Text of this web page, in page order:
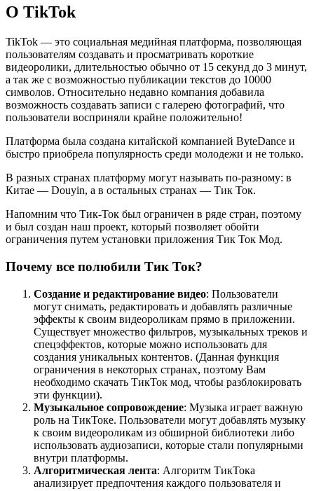
О TikTok
TikTok — это социальная медийная платформа, позволяющая
пользователям создавать и просматривать короткие
видеоролики, длительностью обычно от 15 секунд до 3 минут,
а так же с возможностью публикации текстов до 10000
символов. Относительно недавно компания добавила
возможность создавать записи с галерею фотографий, что
пользователи восприняли крайне положительно!
Платформа была создана китайской компанией ByteDance и
быстро приобрела популярность среди молодежи и не только.
В разных странах платформу могут называть по-разному: в
Китае — Douyin, а в остальных странах — Тик Ток.
Напомним что Тик-Ток был ограничен в ряде стран, поэтому
и был создан наш проект, который позволяет обойти
ограничения путем установки приложения Тик Ток Мод.
Почему все полюбили Тик Ток?
Создание и редактирование видео: Пользователи
могут снимать, редактировать и добавлять различные
эффекты к своим видеороликам прямо в приложении.
Существует множество фильтров, музыкальных треков и
спецэффектов, которые можно использовать для
создания уникальных контентов. (Данная функция
ограничения в некоторых странах, поэтому Вам
необходимо скачать ТикТок мод, чтобы разблокировать
эти функции).
Музыкальное сопровождение: Музыка играет важную
роль на ТикТоке. Пользователи могут добавлять музыку
к своим видеороликам из обширной библиотеки либо
использовать аудиозаписи, которые стали популярными
внутри платформы.
Алгоритмическая лента: Алгоритм ТикТока
анализирует предпочтения каждого пользователя и